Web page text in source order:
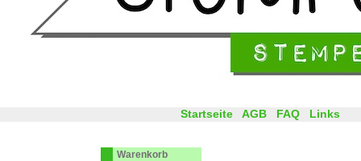
Startseite AGB FAQ Links
Warenkorb